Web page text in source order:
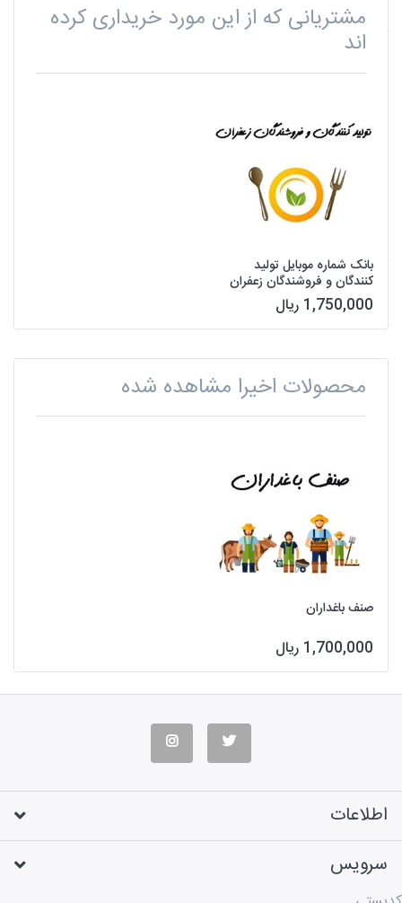
مشتریانی که از این مورد خریداری کرده
اند
بانک شماره موبایل تولید
کنندگان و فروشندگان زعفران
1,750,000 ریال
محصولات اخیرا مشاهده شده
صنف باغداران
1,700,000 ریال
اطلاعات
سرویس